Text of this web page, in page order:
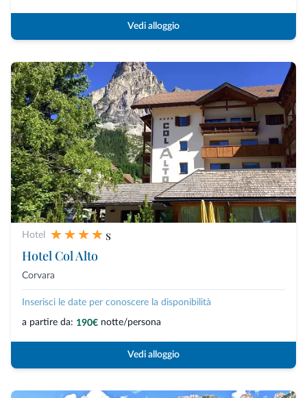
Vedi alloggio
Hotel
s
Hotel Col Alto
Corvara
Inserisci le date per conoscere la disponibilità
a partire da: 190€ notte/persona
Vedi alloggio